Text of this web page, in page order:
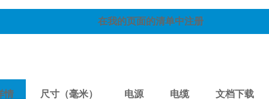
在我的页面的清单中注册
情 尺寸（毫米） 电源 电缆 文档下载